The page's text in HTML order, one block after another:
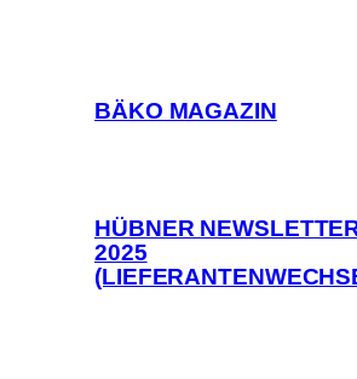
BÄKO MAGAZIN
HÜBNER
2025